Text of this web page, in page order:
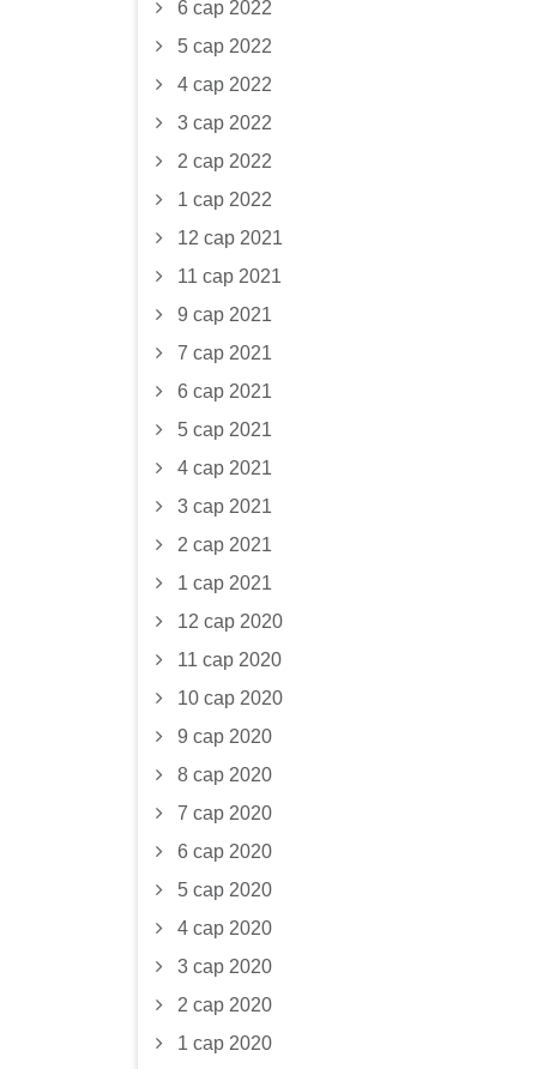
6 сар 2022
5 сар 2022
4 сар 2022
3 сар 2022
2 сар 2022
1 сар 2022
12 сар 2021
11 сар 2021
9 сар 2021
7 сар 2021
6 сар 2021
5 сар 2021
4 сар 2021
3 сар 2021
2 сар 2021
1 сар 2021
12 сар 2020
11 сар 2020
10 сар 2020
9 сар 2020
8 сар 2020
7 сар 2020
6 сар 2020
5 сар 2020
4 сар 2020
3 сар 2020
2 сар 2020
1 сар 2020